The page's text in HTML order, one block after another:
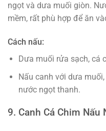
ngọt và dưa muối giòn.
mềm, rất phù hợp để ăn
Cách nấu:
Dưa muối rửa sạch, cá
Nấu canh với dưa
nước ngọt thanh.
9. Canh Cá Chim Nấu